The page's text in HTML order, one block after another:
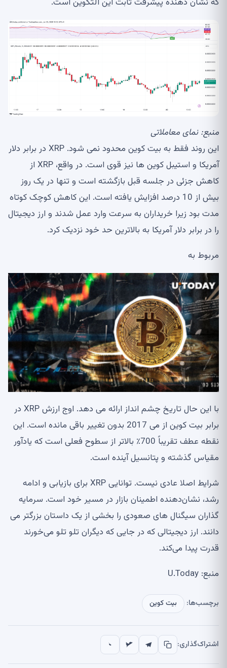
که نشان دهنده پیشرفت ثابت این آلتکوین است.
منبع:نمای معاملاتی
این روند فقط به بیت کوین محدود نمی شود. XRP در برابر دلار
آمریکا و استیبل کوین ها نیز قوی است. در واقع، XRP از
کاهش جزئی در جلسه قبل بازگشته است و تنها در یک روز
بیش از 10 درصد افزایش یافته است. این کاهش کوچک کوتاه
مدت بود زیرا خریداران به سرعت وارد عمل شدند و ارز دیجیتال
را در برابر دلار آمریکا به بالاترین حد خود نزدیک کرد.
مربوط به
با این حال تاریخ چشم انداز ارائه می دهد. اوج ارزش XRP در
برابر بیت کوین از می 2017 بدون تغییر باقی مانده است. این
نقطه عطف تقریباً 700٪ بالاتر از سطوح فعلی است که یادآور
مقیاس گذشته و پتانسیل آینده است.
شرایط اصلا عادی نیست. توانایی XRP برای بازیابی و ادامه
رشد، نشان‌دهنده اطمینان بازار در مسیر خود است. سرمایه
گذاران سیگنال های صعودی را بخشی از یک داستان بزرگتر می
دانند. ارز دیجیتالی که در جایی که دیگران تلو تلو می‌خورند
قدرت پیدا می‌کند.
منبع: U.Today
برچسب‌ها: بیت کوین
اشتراک‌گذاری: